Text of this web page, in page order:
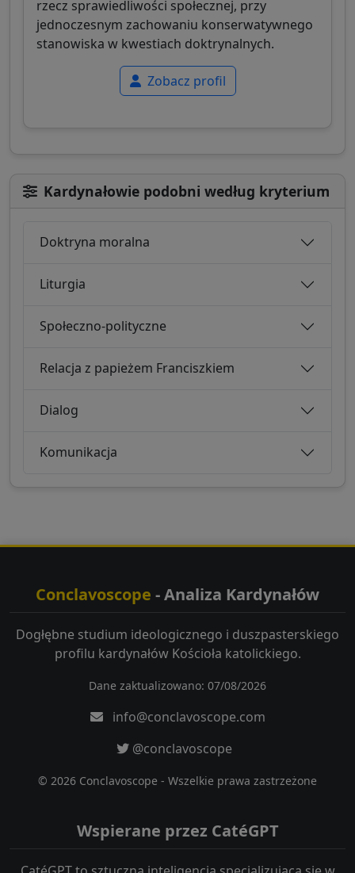
rzecz sprawiedliwości społecznej, przy
jednoczesnym zachowaniu konserwatywnego
stanowiska w kwestiach doktrynalnych.
Zobacz profil
Kardynałowie podobni według kryterium
Doktryna moralna
Liturgia
Społeczno-polityczne
Relacja z papieżem Franciszkiem
Dialog
Komunikacja
Conclavoscope - Analiza Kardynałów
Dogłębne studium ideologicznego i duszpasterskiego
profilu kardynałów Kościoła katolickiego.
Dane zaktualizowano: 07/08/2026
info@conclavoscope.com
@conclavoscope
© 2026 Conclavoscope - Wszelkie prawa zastrzeżone
Wspierane przez CatéGPT